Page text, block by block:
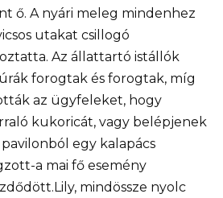
ő. A nyári meleg mindenhez
utakat csillogó
Az állattartó istállók
forogtak és forogtak, míg
az ügyfeleket, hogy
kukoricát, vagy belépjenek
egy kalapács
a mai fő esemény
mindössze nyolc